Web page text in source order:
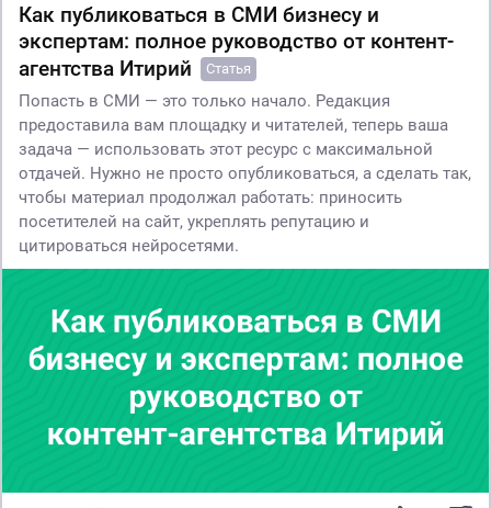
Как публиковаться в СМИ бизнесу и
экспертам: полное руководство от контент-
агентства Итирий
Статья
Попасть в СМИ — это только начало. Редакция
предоставила вам площадку и читателей, теперь ваша
задача — использовать этот ресурс с максимальной
отдачей. Нужно не просто опубликоваться, а сделать так,
чтобы материал продолжал работать: приносить
посетителей на сайт, укреплять репутацию и
цитироваться нейросетями.